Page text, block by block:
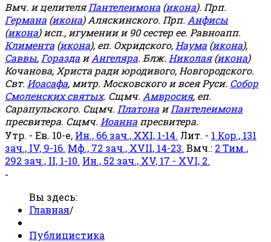
Вмч. и целителяПантелеимона (икона). Прп.
Германа (икона) Аляскинского. Прп. Анфисы
(икона) исп., игумении и 90 сестер ее. Равноапп.
Климента (икона), еп. Охридского, Наума (икона),
Саввы, Горазда иАнгеляра. Блж. Николая(икона)
Кочанова, Христа ради юродивого, Новгородского.
Свт. Иоасафа, митр. Московского и всея Руси. Собор
Смоленских святых. Сщмч. Амвросия, еп.
Сарапульского. Сщмч. Платона иПантелеимона
пресвитера. Сщмч. Иоанна пресвитера.
Утр. - Ев. 10-е, Ин., 66 зач., XXI, 1-14. Лит. - 1 Кор., 131
зач., IV, 9-16. Мф., 72 зач., XVII, 14-23. Вмч.: 2 Тим.,
292 зач., II, 1-10. Ин., 52 зач., XV, 17 - XVI, 2.
-
Вы здесь:
Главная/
Публицистика